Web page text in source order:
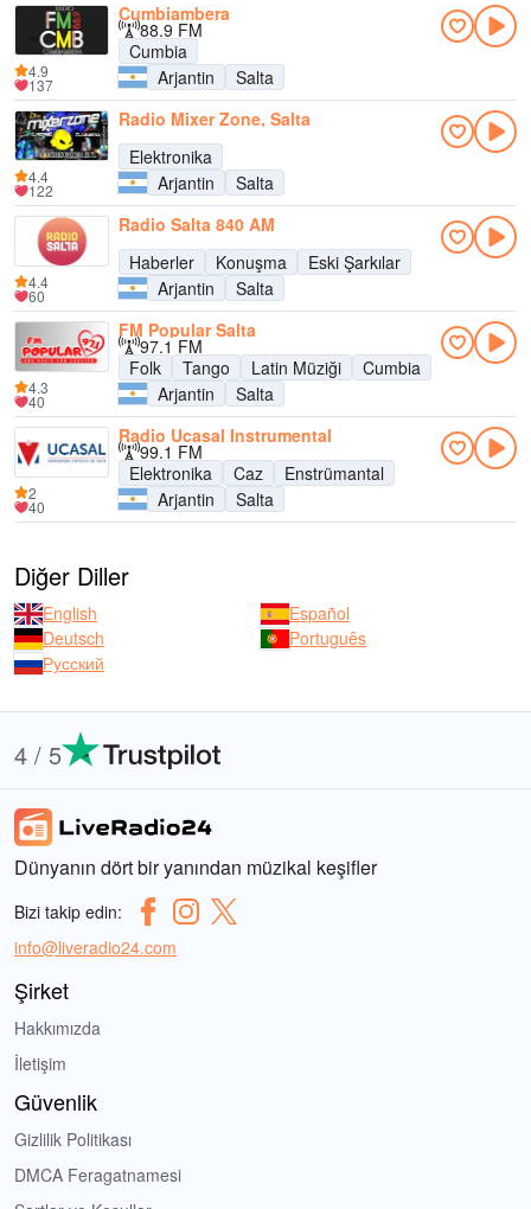
Cumbiambera
88.9 FM
Cumbia
Arjantin
Salta
4.9
137
Radio Mixer Zone, Salta
Elektronika
Arjantin
Salta
4.4
122
Radio Salta 840 AM
Haberler
Konuşma
Eski Şarkılar
Arjantin
Salta
4.4
60
FM Popular Salta
97.1 FM
Folk
Tango Latin Müziği
Cumbia
Arjantin
Salta
4.3
40
Radio Ucasal Instrumental
99.1 FM
Elektronika
Caz
Enstrümantal
Arjantin
Salta
2
40
Diğer Diller
English
Español
Deutsch
Português
Русский
4 / 5
Dünyanın dört bir yanından müzikal keşifler
Bizi takip edin:
info@liveradio24.com
Şirket
Hakkımızda
İletişim
Güvenlik
Gizlilik Politikası
DMCA Feragatnamesi